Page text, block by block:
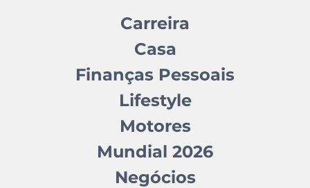
Carreira
Casa
Finanças Pessoais
Lifestyle
Motores
Mundial 2026
Negócios